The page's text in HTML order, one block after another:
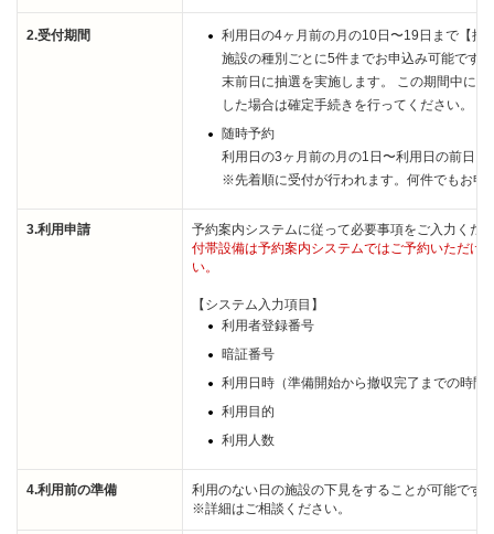
2.受付期間
利用日の4ヶ月前の月の10日〜19日まで【抽
施設の種別ごとに5件までお申込み可能です
末前日に抽選を実施します。 この期間中に
した場合は確定手続きを行ってください。
随時予約
利用日の3ヶ月前の月の1日〜利用日の前日ま
※先着順に受付が行われます。何件でもお申
3.利用申請
予約案内システムに従って必要事項をご入力くだ
付帯設備は予約案内システムではご予約いただけ
い。
【システム入力項目】
利用者登録番号
暗証番号
利用日時（準備開始から撤収完了までの時間
利用目的
利用人数
4.利用前の準備
利用のない日の施設の下見をすることが可能です
※詳細はご相談ください。